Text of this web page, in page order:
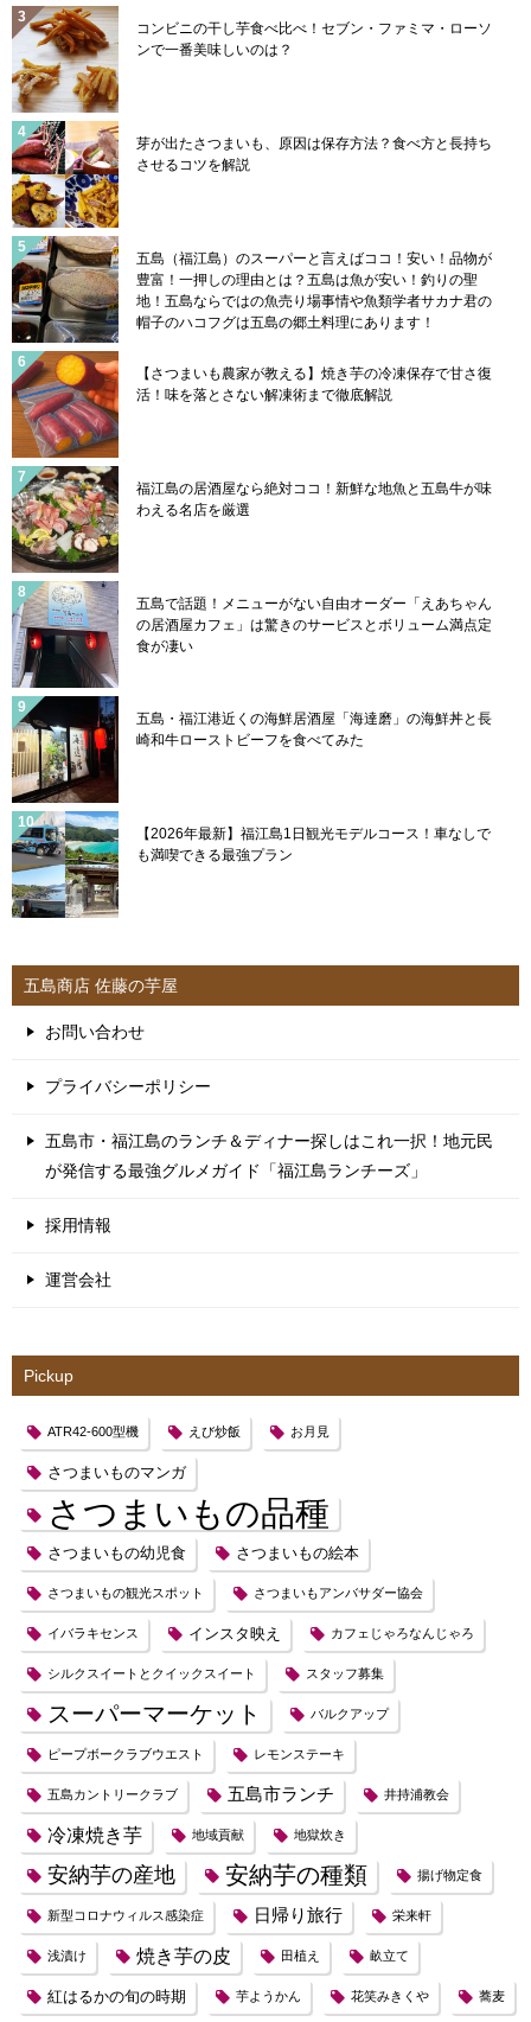
コンビニの干し芋食べ比べ！セブン・ファミマ・ローソ
ンで一番美味しいのは？
芽が出たさつまいも、原因は保存方法？食べ方と長持ち
させるコツを解説
五島（福江島）のスーパーと言えばココ！安い！品物が
豊富！一押しの理由とは？五島は魚が安い！釣りの聖
地！五島ならではの魚売り場事情や魚類学者サカナ君の
帽子のハコフグは五島の郷土料理にあります！
【さつまいも農家が教える】焼き芋の冷凍保存で甘さ復
活！味を落とさない解凍術まで徹底解説
福江島の居酒屋なら絶対ココ！新鮮な地魚と五島牛が味
わえる名店を厳選
五島で話題！メニューがない自由オーダー「えあちゃん
の居酒屋カフェ」は驚きのサービスとボリューム満点定
食が凄い
五島・福江港近くの海鮮居酒屋「海達磨」の海鮮丼と長
崎和牛ローストビーフを食べてみた
【2026年最新】福江島1日観光モデルコース！車なしで
も満喫できる最強プラン
五島商店 佐藤の芋屋
お問い合わせ
プライバシーポリシー
五島市・福江島のランチ＆ディナー探しはこれ一択！地元民
が発信する最強グルメガイド「福江島ランチーズ」
採用情報
運営会社
Pickup
ATR42-600型機 えび炒飯 お月見
さつまいものマンガ
さつまいもの品種
さつまいもの幼児食 さつまいもの絵本
さつまいもの観光スポット さつまいもアンバサダー協会
イバラキセンス インスタ映え カフェじゃろなんじゃろ
シルクスイートとクイックスイート スタッフ募集
スーパーマーケット バルクアップ
ピープボークラブウエスト レモンステーキ
五島カントリークラブ 五島市ランチ 井持浦教会
冷凍焼き芋 地域貢献 地獄炊き
安納芋の産地 安納芋の種類 揚げ物定食
新型コロナウィルス感染症 日帰り旅行 栄来軒
浅漬け 焼き芋の皮 田植え 畝立て
紅はるかの旬の時期 芋ようかん 花笑みきくや 蕎麦